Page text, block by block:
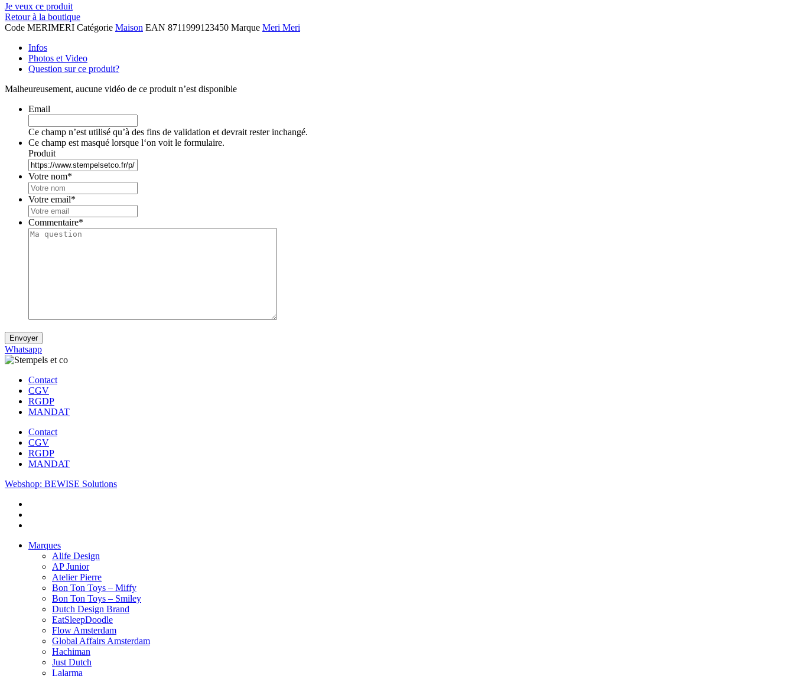
Je veux ce produit
Retour à la boutique
Code MERIMERI Catégorie Maison EAN 8711999123450 Marque Meri Meri
Infos
Photos et Video
Question sur ce produit?
Malheureusement, aucune vidéo de ce produit n’est disponible
Email
Ce champ n’est utilisé qu’à des fins de validation et devrait rester inchangé.
Ce champ est masqué lorsque l‘on voit le formulaire.
Produit
Votre nom*
Votre email*
Commentaire*
Envoyer
Whatsapp
Contact
CGV
RGDP
MANDAT
Contact
CGV
RGDP
MANDAT
Webshop: BEWISE Solutions
Marques
Alife Design
AP Junior
Atelier Pierre
Bon Ton Toys – Miffy
Bon Ton Toys – Smiley
Dutch Design Brand
EatSleepDoodle
Flow Amsterdam
Global Affairs Amsterdam
Hachiman
Just Dutch
Lalarma